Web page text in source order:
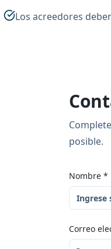
Los acreedores
posible.
Nombre *
Correo